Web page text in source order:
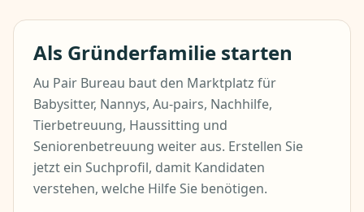
Als Gründerfamilie starten
Au Pair Bureau baut den Marktplatz für
Babysitter, Nannys, Au-pairs, Nachhilfe,
Tierbetreuung, Haussitting und
Seniorenbetreuung weiter aus. Erstellen Sie
jetzt ein Suchprofil, damit Kandidaten
verstehen, welche Hilfe Sie benötigen.